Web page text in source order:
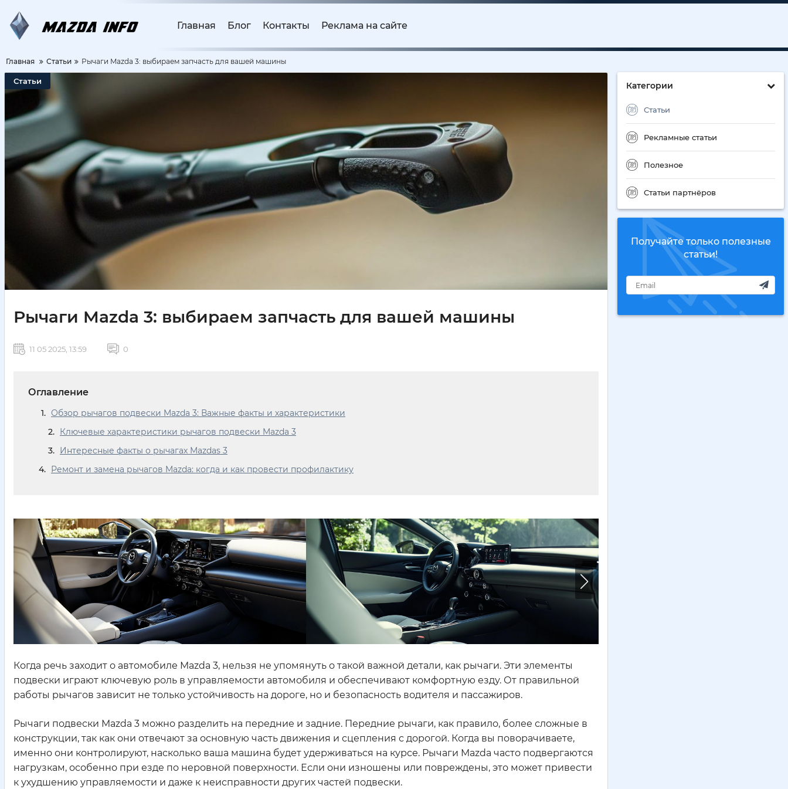
Главная Блог Контакты Реклама на сайте
Главная Статьи Рычаги Mazda 3: выбираем запчасть для вашей машины
Категории
Статьи
Рекламные статьи
Полезное
Статьи партнёров
Получайте только полезные
статьи!
Статьи
Рычаги Mazda 3: выбираем запчасть для вашей машины
11 05 2025, 13:59 0
Оглавление
Обзор рычагов подвески Mazda 3: Важные факты и характеристики
Ключевые характеристики рычагов подвески Mazda 3
Интересные факты о рычагах Mazdas 3
Ремонт и замена рычагов Mazda: когда и как провести профилактику
Когда речь заходит о автомобиле Mazda 3, нельзя не упомянуть о такой важной детали, как рычаги. Эти элементы
подвески играют ключевую роль в управляемости автомобиля и обеспечивают комфортную езду. От правильной
работы рычагов зависит не только устойчивость на дороге, но и безопасность водителя и пассажиров.
Рычаги подвески Mazda 3 можно разделить на передние и задние. Передние рычаги, как правило, более сложные в
конструкции, так как они отвечают за основную часть движения и сцепления с дорогой. Когда вы поворачиваете,
именно они контролируют, насколько ваша машина будет удерживаться на курсе. Рычаги Mazda часто подвергаются
нагрузкам, особенно при езде по неровной поверхности. Если они изношены или повреждены, это может привести
к ухудшению управляемости и даже к неисправности других частей подвески.